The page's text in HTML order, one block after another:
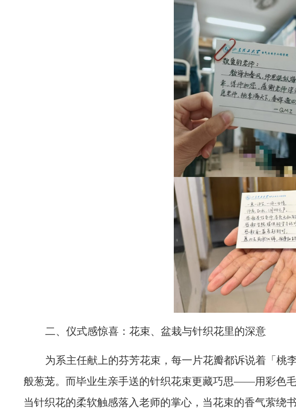
二、仪式感惊喜：花束、盆栽与针织花里的深意
为系主任献上的芬芳花束，每一片花瓣都诉说着「桃
般葱茏。而毕业生亲手送的针织花束更藏巧思——用彩色
当针织花的柔软触感落入老师的掌心，当花束的香气萦绕